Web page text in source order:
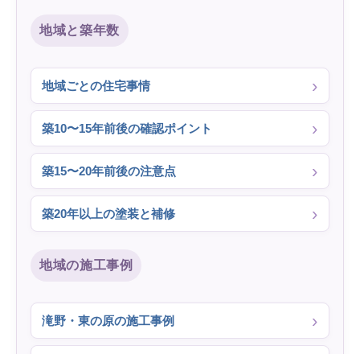
地域と築年数
地域ごとの住宅事情
築10〜15年前後の確認ポイント
築15〜20年前後の注意点
築20年以上の塗装と補修
地域の施工事例
滝野・東の原の施工事例